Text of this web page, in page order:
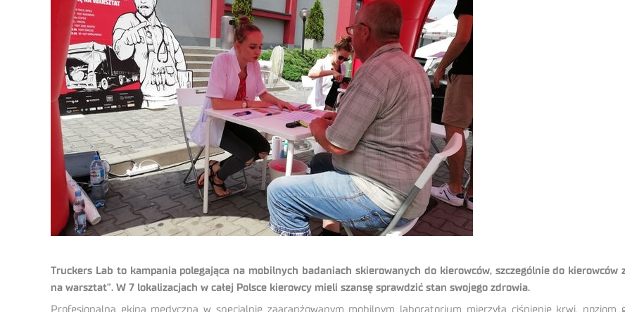
Truckers Lab to kampania polegająca na mobilnych badaniach skierowanych do kierowców, szczególnie do kierowców
na warsztat”. W 7 lokalizacjach w całej Polsce kierowcy mieli szansę sprawdzić stan swojego zdrowia.
Profesjonalna ekipa medyczna w specjalnie zaaranżowanym mobilnym laboratorium mierzyła ciśnienie krwi,